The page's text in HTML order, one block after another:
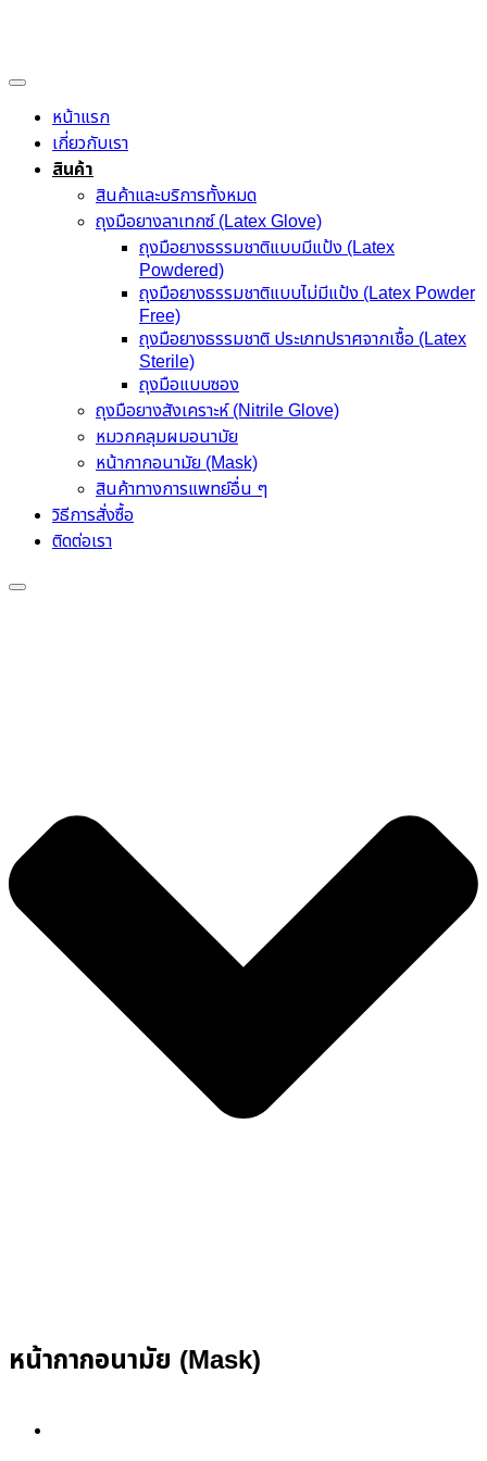
หน้าแรก
เกี่ยวกับเรา
สินค้า
สินค้าและบริการทั้งหมด
ถุงมือยางลาเทกซ์ (Latex Glove)
ถุงมือยางธรรมชาติแบบมีแป้ง (Latex
Powdered)
ถุงมือยางธรรมชาติแบบไม่มีแป้ง (Latex Powder
Free)
ถุงมือยางธรรมชาติ ประเภทปราศจากเชื้อ (Latex
Sterile)
ถุงมือแบบซอง
ถุงมือยางสังเคราะห์ (Nitrile Glove)
หมวกคลุมผมอนามัย
หน้ากากอนามัย (Mask)
สินค้าทางการแพทย์อื่น ๆ
วิธีการสั่งซื้อ
ติดต่อเรา
หน้ากากอนามัย (Mask)